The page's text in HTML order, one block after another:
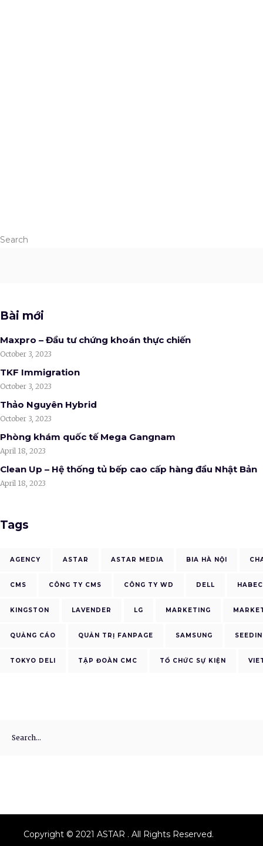
Search
Bài mới
Maxpro – Đầu tư chứng khoán thực chiến
October 3, 2023
TKF Immigration
October 3, 2023
Thảo Nguyên Hybrid
October 3, 2023
Phòng khám quốc tế Mega Gangnam
April 18, 2023
Clean Up – Hệ thống tủ bếp cao cấp hàng đầu Nhật Bản
April 18, 2023
Tags
AGENCY ASTAR ASTAR MEDIA BIA HÀ NỘI
CMS CÔNG TY CMS CÔNG TY WD DELL
KINGSTON LAVENDER LG MARKETING
QUẢNG CÁO QUẢN TRỊ FANPAGE SAMSUNG
TOKYO DELI TẬP ĐOÀN CMC TỔ CHỨC SỰ KIỆN
for:
Copyright © 2021 ASTAR . All Rights Reserved.